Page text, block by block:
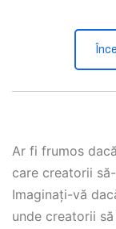
Ar fi frumos
care creatorii
Imaginați-vă
unde creatorii